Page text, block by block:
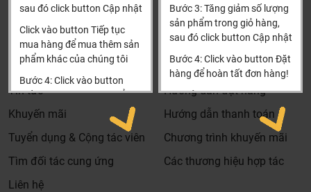
kiểm tra khi đến hạn, khách hàng không phải ghi nhớ
Khali Nguyễn - Tri kỷ của ngôi nhà bạn!
sau đó click button Cập nhật
Click vào button Tiếp tục
mua hàng để mua thêm sản
phẩm khác của chúng tôi
Bước 4: Click vào button
Tiến hành thanh toán để
thanh toán đơn hàng của
Xin cảm ơn khách hàng!!!
Bước 3: Tăng giảm số lượng
sản phẩm trong giỏ hàng,
sau đó click button Cập nhật
Bước 4: Click vào button Đặt
hàng để hoàn tất đơn hàng!
Xin cảm ơn khách hàng!!!
0904501766
Thông tin
Tìm đại lý & Hợp tác
Tin tức
Khuyến mãi
Tuyển dụng & Cộng tác viên
Tìm đối tác cung ứng
Liên hệ
Thông tin thêm
Hướng dẫn mua hàng
Hướng dẫn đặt hàng
Hướng dẫn thanh toán
Chương trình khuyến mãi
Các thương hiệu hợp tác